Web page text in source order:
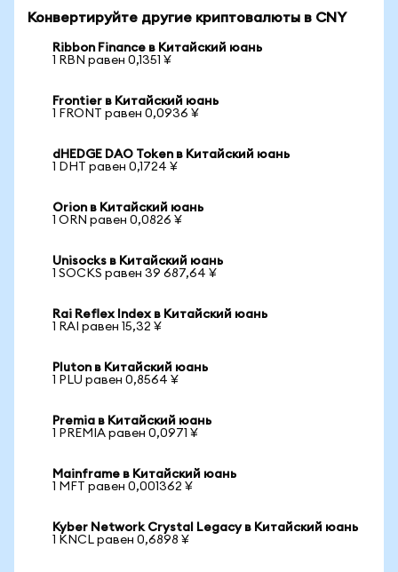
Конвертируйте другие криптовалюты в CNY
Ribbon Finance в Китайский юань
1 RBN равен 0,1351 ¥
Frontier в Китайский юань
1 FRONT равен 0,0936 ¥
dHEDGE DAO Token в Китайский юань
1 DHT равен 0,1724 ¥
Orion в Китайский юань
1 ORN равен 0,0826 ¥
Unisocks в Китайский юань
1 SOCKS равен 39 687,64 ¥
Rai Reflex Index в Китайский юань
1 RAI равен 15,32 ¥
Pluton в Китайский юань
1 PLU равен 0,8564 ¥
Premia в Китайский юань
1 PREMIA равен 0,0971 ¥
Mainframe в Китайский юань
1 MFT равен 0,001362 ¥
Kyber Network Crystal Legacy в Китайский юань
1 KNCL равен 0,6898 ¥